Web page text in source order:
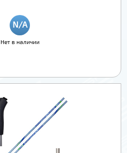
Нет в наличии